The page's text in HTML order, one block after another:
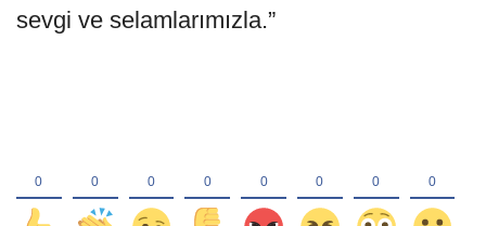
sevgi ve selamlarımızla.”